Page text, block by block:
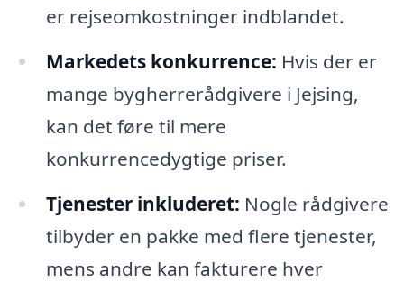
er rejseomkostninger indblandet.
Markedets konkurrence: Hvis der er
mange bygherrerådgivere i Jejsing,
kan det føre til mere
konkurrencedygtige priser.
Tjenester inkluderet: Nogle rådgivere
tilbyder en pakke med flere tjenester,
mens andre kan fakturere hver